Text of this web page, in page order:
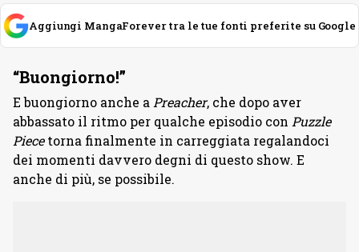
Aggiungi MangaForever tra le tue fonti preferite su Google
“Buongiorno!”
E buongiorno anche a Preacher, che dopo aver
abbassato il ritmo per qualche episodio con Puzzle
Piecetorna finalmente in carreggiata regalandoci
dei momenti davvero degni di questo show. E
anche di più, se possibile.